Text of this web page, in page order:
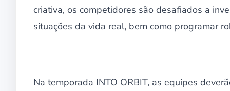
criativa, os competidores são desafiados a
situações da vida real, bem como programar
Na temporada INTO ORBIT, as equipes